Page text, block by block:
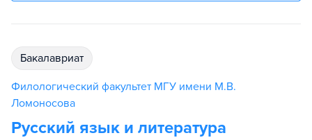
бакалавриат
Филологический факультет МГУ имени М.В.
Ломоносова
Русский язык и литература